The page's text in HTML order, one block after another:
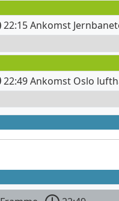
22:15 Ankomst
22:49 Ankomst Oslo